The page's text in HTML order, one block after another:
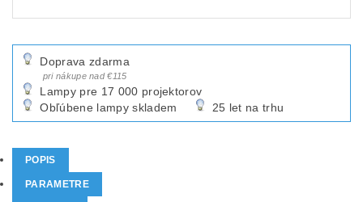
Doprava zdarma
pri nákupe nad €115
Lampy pre 17 000 projektorov
Obľúbene lampy skladem
25 let na trhu
POPIS
PARAMETRE